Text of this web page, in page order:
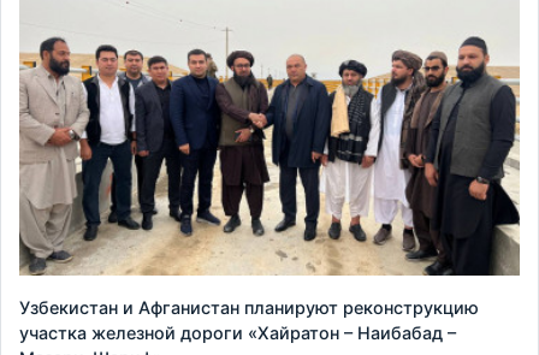
Узбекистан и Афганистан планируют реконструкцию
участка железной дороги «Хайратон – Наибабад –